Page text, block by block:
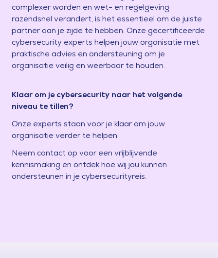
complexer worden en wet- en regelgeving
razendsnel verandert, is het essentieel om de juiste
partner aan je zijde te hebben. Onze gecertificeerde
cybersecurity experts helpen jouw organisatie met
praktische advies en ondersteuning om je
organisatie veilig en weerbaar te houden.
Klaar om je cybersecurity naar het volgende
niveau te tillen?
Onze experts staan voor je klaar om jouw
organisatie verder te helpen.
Neem contact op voor een vrijblijvende
kennismaking en ontdek hoe wij jou kunnen
ondersteunen in je cybersecurityreis.